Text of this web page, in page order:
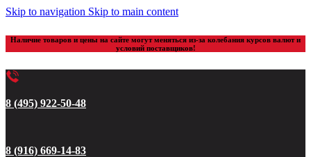
Skip to navigation Skip to main content
Наличие товаров и цены на сайте могут меняться из-за колебания курсов валют и
условий поставщиков!
8 (495) 922-50-48
8 (916) 669-14-83